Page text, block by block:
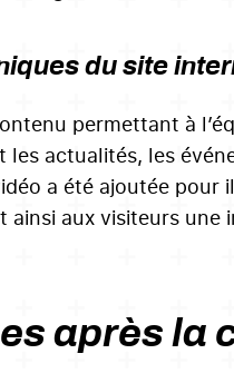
du site
permettant à
actualités, les
a été ajoutée
aux visiteurs une
après la